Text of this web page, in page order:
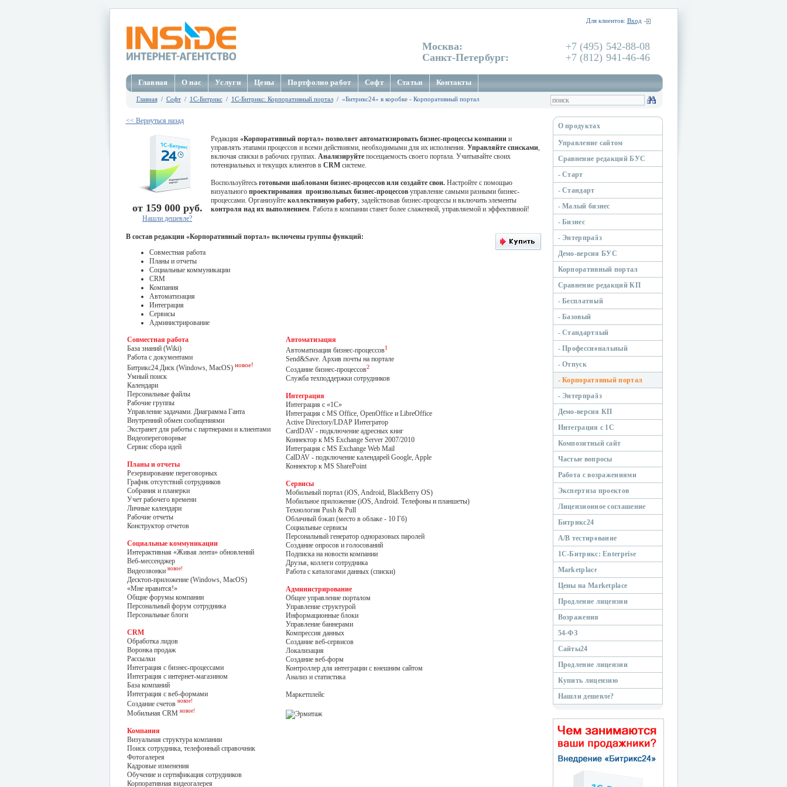
Для клиентов: Вход
Москва:
+7 (495) 542-88-08
Санкт-Петербург:
+7 (812) 941-46-46
Главная О нас Услуги Цены Портфолио работ Софт Статьи Контакты
Главная/ Софт/ 1C-Битрикс/ 1С-Битрикс: Корпоративный портал/ «Битрикс24» в коробке - Корпоративный портал
<< Вернуться назад
от 159 000 руб.
Нашли дешевле?
Редакция «Корпоративный портал» позволяет автоматизировать бизнес-процессы компаниии
управлять этапами процессов и всеми действиями, необходимыми для их исполнения. Управляйте списками,
включая списки в рабочих группах. Анализируйтепосещаемость своего портала. Учитывайте своих
потенциальных и текущих клиентов в CRM системе.
Воспользуйтесь готовыми шаблонами бизнес-процессов или создайте свои. Настройте с помощью
визуального проектирования произвольных бизнес-процессовуправление самыми разными бизнес-
процессами. Организуйте коллективную работу, задействовав бизнес-процессы и включить элементы
контроля над их выполнением. Работа в компании станет более слаженной, управляемой и эффективной!
В состав редакции «Корпоративный портал» включены группы функций:
Совместная работа
Планы и отчеты
Социальные коммуникации
CRM
Компания
Автоматизация
Интеграция
Сервисы
Администрирование
Совместная работа
База знаний (Wiki)
Работа с документами
Битрикс24.Диск (Windows, MacOS) новое!
Умный поиск
Календари
Персональные файлы
Рабочие группы
Управление задачами. Диаграмма Ганта
Внутренний обмен сообщениями
Экстранет для работы с партнерами и клиентами
Видеопереговорные
Сервис сбора идей
Планы и отчеты
Резервирование переговорных
График отсутствий сотрудников
Собрания и планерки
Учет рабочего времени
Личные календари
Рабочие отчеты
Конструктор отчетов
Социальные коммуникации
Интерактивная «Живая лента» обновлений
Веб-мессенджер
Видеозвонки новое!
Десктоп-приложение (Windows, MacOS)
«Мне нравится!»
Общие форумы компании
Персональный форум сотрудника
Персональные блоги
CRM
Обработка лидов
Воронка продаж
Рассылки
Интеграция с бизнес-процессами
Интеграция с интернет-магазином
База компаний
Интеграция с веб-формами
Создание счетов новое!
Мобильная CRM новое!
Компания
Визуальная структура компании
Поиск сотрудника, телефонный справочник
Фотогалерея
Кадровые изменения
Обучение и сертификация сотрудников
Корпоративная видеогалерея
Автоматизация
Автоматизация бизнес-процессов1
Send&Save. Архив почты на портале
Создание бизнес-процессов2
Служба техподдержки сотрудников
Интеграция
Интеграция с «1С»
Интеграция с MS Office, OpenOffice и LibreOffice
Active Directory/LDAP Интегратор
CardDAV - подключение адресных книг
Коннектор к MS Exchange Server 2007/2010
Интеграция с MS Exchange Web Mail
CalDAV - подключение календарей Google, Apple
Коннектор к MS SharePoint
Сервисы
Мобильный портал (iOS, Android, BlackBerry OS)
Мобильное приложение (iOS, Android. Телефоны и планшеты)
Технология Push & Pull
Облачный бэкап (место в облаке - 10 Гб)
Социальные сервисы
Персональный генератор одноразовых паролей
Создание опросов и голосований
Подписка на новости компании
Друзья, коллеги сотрудника
Работа с каталогами данных (списки)
Администрирование
Общее управление порталом
Управление структурой
Информационные блоки
Управление баннерами
Компрессия данных
Создание веб-сервисов
Локализация
Создание веб-форм
Контроллер для интеграции с внешним сайтом
Анализ и статистика
Маркетплейс
О продуктах
Управление сайтом
Сравнение редакций БУС
- Старт
- Стандарт
- Малый бизнес
- Бизнес
- Энтерпрайз
Демо-версия БУС
Корпоративный портал
Сравнение редакций КП
- Бесплатный
- Базовый
- Стандартный
- Профессиональный
- Отпуск
- Корпоративный портал
- Энтерпрайз
Демо-версия КП
Интеграция с 1С
Композитный сайт
Частые вопросы
Работа с возражениями
Экспертиза проектов
Лицензионное соглашение
Битрикс24
A/B тестирование
1С-Битрикс: Enterprise
Marketplace
Цены на Marketplace
Продление лицензии
Возражения
54-ФЗ
Сайты24
Продление лицензии
Купить лицензию
Нашли дешевле?